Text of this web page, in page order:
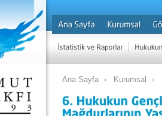
Ana Sayfa Kurumsal